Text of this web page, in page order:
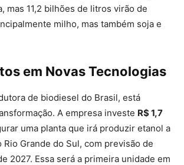
mas 11,2 bilhões de litros virão de
milho, mas também soja e
em Novas Tecnologias
de biodiesel do Brasil, está
A empresa investe R$ 1,7
uma planta que irá produzir etanol a
Grande do Sul, com previsão de
2027. Essa será a primeira unidade em